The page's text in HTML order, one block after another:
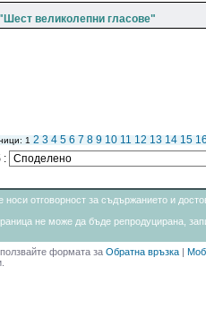
великолепни гласове"
1 2 3 4 5 6 7 8 9 10 11 12 13 14 15
:
отговорност за съдържанието и
не може да бъде репродуцирана,
формата за Обратна връзка |